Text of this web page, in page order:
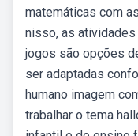
matemáticas com
nisso, as
jogos são opções
ser adaptadas
humano imagem
trabalhar o tema